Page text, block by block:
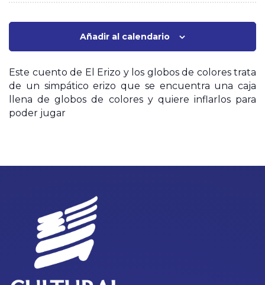
Añadir al calendario
Este cuento de El Erizo y los globos de colores trata
de un simpático erizo que se encuentra una caja
llena de globos de colores y quiere inflarlos para
poder jugar